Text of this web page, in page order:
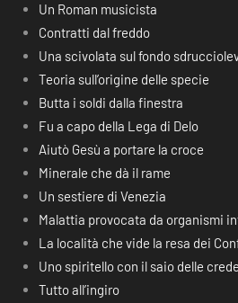
Un Roman musicista
Contratti dal freddo
Una scivolata sul fondo
Teoria sull’origine delle specie
Butta i soldi dalla finestra
Fu a capo della Lega di Delo
Aiutò Gesù a portare la croce
Minerale che dà il rame
Un sestiere di Venezia
Malattia provocata da organismi
La località che vide la resa dei
Uno spiritello con il saio delle
Tutto all’ingiro